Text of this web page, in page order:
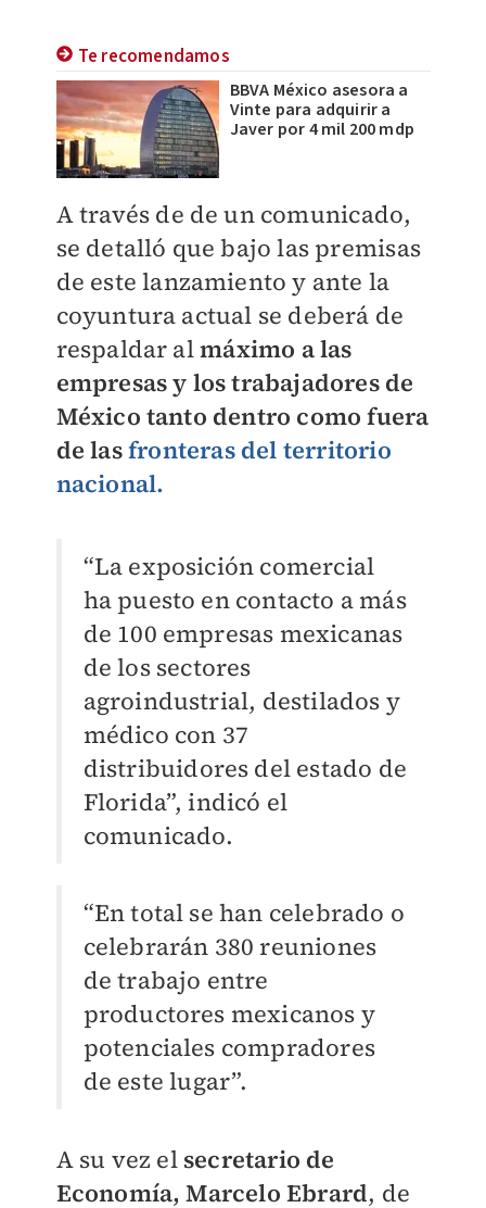
Te recomendamos
BBVA México asesora a
Vinte para adquirir a
Javer por 4 mil 200 mdp
A través de de un comunicado,
se detalló que bajo las premisas
de este lanzamiento y ante la
coyuntura actual se deberá de
respaldar almáximo a las
empresas y los trabajadores de
México tanto dentro como fuera
de lasfronteras del territorio
nacional.
“La exposición comercial
ha puesto en contacto a más
de 100 empresas mexicanas
de los sectores
agroindustrial, destilados y
médico con 37
distribuidores del estado de
Florida”, indicó el
comunicado.
“En total se han celebrado o
celebrarán 380 reuniones
de trabajo entre
productores mexicanos y
potenciales compradores
de este lugar”.
A su vez el secretario de
Economía, Marcelo Ebrard, de